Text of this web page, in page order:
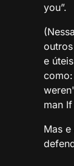
you”.
e
como:
man
Mas